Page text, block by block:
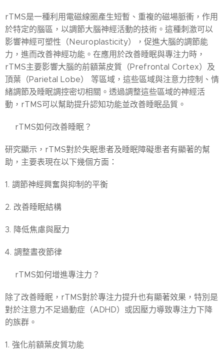
rTMS是一種利用電磁線圈產生短暫、重複的磁場脈衝，作用
於特定的腦區，以調節大腦神經活動的技術。這種刺激可以
影響神經可塑性（Neuroplasticity），促進大腦的調節能
力，進而改善神經功能。在應用於改善睡眠與專注力時，
rTMS主要影響大腦的前額葉皮質（Prefrontal Cortex）及
頂葉（Parietal Lobe） 等區域，這些區域與注意力控制、情
緒調節及睡眠調控密切相關。透過調整這些區域的神經活
動，rTMS可以幫助提升認知功能並改善睡眠品質。
♦️rTMS如何改善睡眠？
研究顯示，rTMS對於失眠患者及睡眠障礙患者有顯著的幫
助，主要表現在以下幾個方面：
1. 調節神經興奮與抑制的平衡
2. 改善睡眠結構
3. 降低焦慮與壓力
4. 調整晝夜節律
♦️rTMS如何增進專注力？
除了改善睡眠，rTMS對於專注力提升也有顯著效果，特別是
對於注意力不足過動症（ADHD）或因壓力導致專注力下降
的族群。
1. 強化前額葉皮質功能